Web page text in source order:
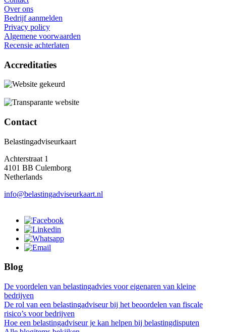
Over ons
Bedrijf aanmelden
Privacy policy
Algemene voorwaarden
Recensie achterlaten
Accreditaties
Contact
Belastingadviseurkaart
Achterstraat 1
4101 BB Culemborg
Netherlands
info@belastingadviseurkaart.nl
Blog
De voordelen van belastingadvies voor eigenaren van kleine
bedrijven
De rol van een belastingadviseur bij het beoordelen van fiscale
risico’s voor bedrijven
Hoe een belastingadviseur je kan helpen bij belastingdisputen